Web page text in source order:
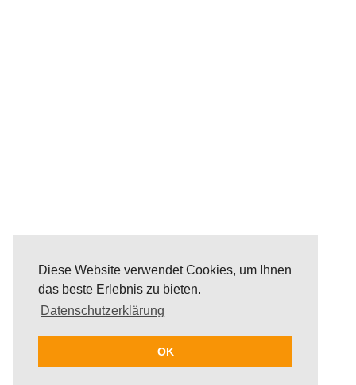
Diese Website verwendet Cookies, um Ihnen
das beste Erlebnis zu bieten.
Datenschutzerklärung
OK